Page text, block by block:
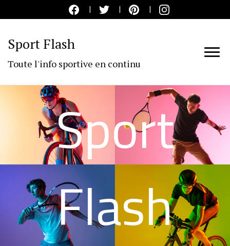
Sport Flash
Toute l'info sportive en continu
Sport
Flash